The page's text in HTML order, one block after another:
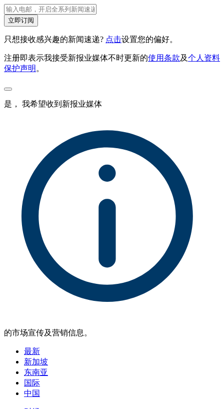
立即订阅
只想接收感兴趣的新闻速递? 点击设置您的偏好。
注册即表示我接受新报业媒体不时更新的使用条款及个人资料
保护声明 。
是， 我希望收到新报业媒体
的市场宣传及营销信息。
最新
新加坡
东南亚
国际
中国